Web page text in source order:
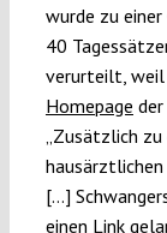
wurde zu
40
verurteilt, weil
Homepage
„Zusätzlich
[…]
einen Link